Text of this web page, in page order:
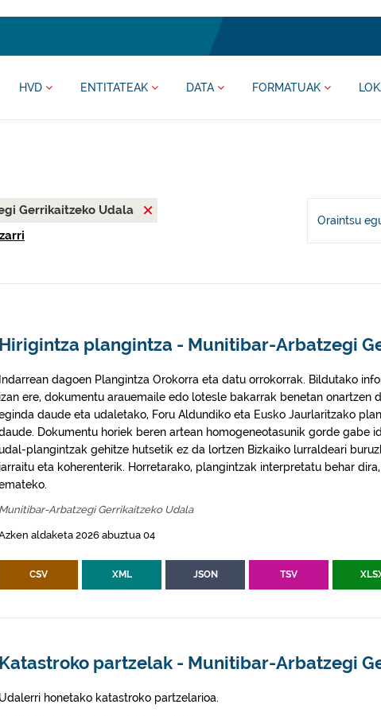
HVD ENTITATEAK DATA FORMATUAK
Gerrikaitzeko Udala
Oraintsu
Hirigintza plangintza - Munitibar-Arbatzegi
Indarrean dagoen Plangintza Orokorra eta datu orrokorrak. Bildutako
izan ere, dokumentu arauemaile edo lotesle bakarrak benetan onartzen
daude eta udaletako, Foru Aldundiko eta Eusko Jaurlaritzako
Dokumentu horiek beren artean homogeneotasunik gorde gabe
plangintzak gehitze hutsetik ez da lortzen Bizkaiko lurraldeari
jarraitu eta koherenterik. Horretarako, plangintzak interpretatu behar
Munitibar-Arbatzegi Gerrikaitzeko Udala
aldaketa 2026 abuztua 04
CSV XML JSON TSV
Katastroko partzelak - Munitibar-Arbatzegi
Udalerri honetako katastroko partzelarioa.